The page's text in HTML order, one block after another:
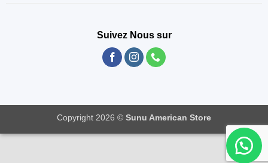
Suivez Nous sur
Copyright 2026 © Sunu American Store